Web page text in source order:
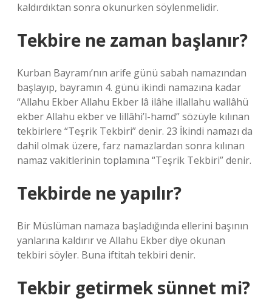
kaldırdıktan sonra okunurken söylenmelidir.
Tekbire ne zaman başlanır?
Kurban Bayramı’nın arife günü sabah namazından
başlayıp, bayramın 4. günü ikindi namazına kadar
“Allahu Ekber Allahu Ekber lâ ilâhe illallahu wallâhü
ekber Allahu ekber ve lillâhi’l-hamd” sözüyle kılınan
tekbirlere “Teşrik Tekbiri” denir. 23 İkindi namazı da
dahil olmak üzere, farz namazlardan sonra kılınan
namaz vakitlerinin toplamına “Teşrik Tekbiri” denir.
Tekbirde ne yapılır?
Bir Müslüman namaza başladığında ellerini başının
yanlarına kaldırır ve Allahu Ekber diye okunan
tekbiri söyler. Buna iftitah tekbiri denir.
Tekbir getirmek sünnet mi?